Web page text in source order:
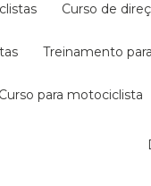
curso de
treinamento
curso para motociclista